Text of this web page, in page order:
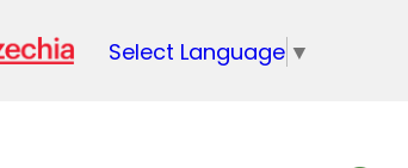
Select Language ▼